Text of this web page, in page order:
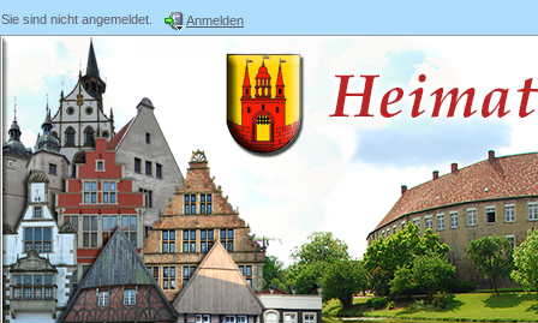
Sie sind nicht angemeldet. Anmelden